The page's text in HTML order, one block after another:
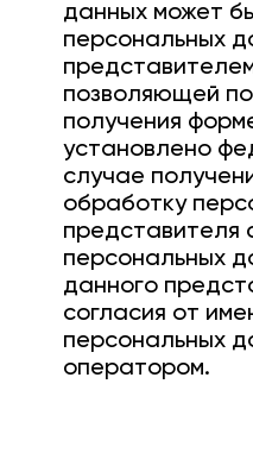
данных может
персональных
позволяющей
получения
установлено
случае
обработку
представителя
персональных
данного
согласия от
персональных
оператором.